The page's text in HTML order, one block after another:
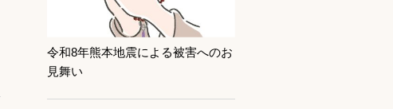
令和8年熊本地震による被害へのお
見舞い